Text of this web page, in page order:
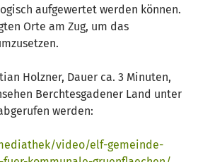
aufgewertet werden können.
Orte am Zug, um das
Holzner, Dauer ca. 3 Minuten,
Berchtesgadener Land unter
werden:
video/elf-gemeinde-